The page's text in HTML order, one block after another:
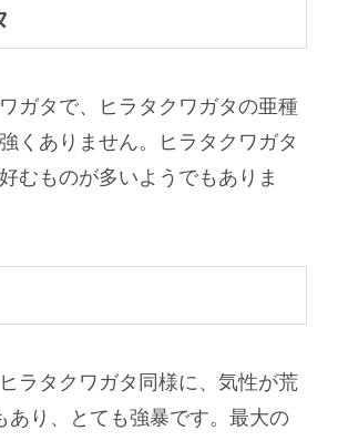
ガタで、ヒラタクワガタの亜種
くありません。ヒラタクワガタ
むものが多いようでもありま
ラタクワガタ同様に、気性が荒
り、とても強暴です。最大の